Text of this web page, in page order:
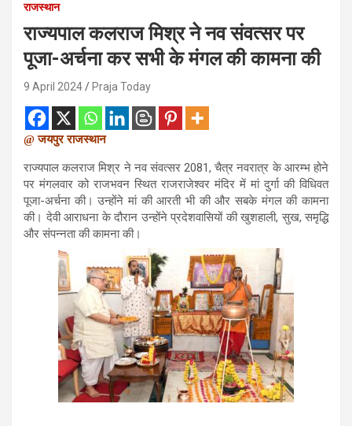
राजस्थान
राज्यपाल कलराज मिश्र ने नव संवत्सर पर
पूजा-अर्चना कर सभी के मंगल की कामना की
9 April 2024 Praja Today
@ जयपुर राजस्थान
राज्यपाल कलराज मिश्र ने नव संवत्सर 2081, चैत्र नवरात्र के आरम्भ होने
पर मंगलवार को राजभवन स्थित राजराजेश्वर मंदिर में मां दुर्गा की विधिवत
पूजा-अर्चना की। उन्होंने मां की आरती भी की और सबके मंगल की कामना
की। देवी आराधना के दौरान उन्होंने प्रदेशवासियों की खुशहाली, सुख, समृद्धि
और संपन्नता की कामना की।